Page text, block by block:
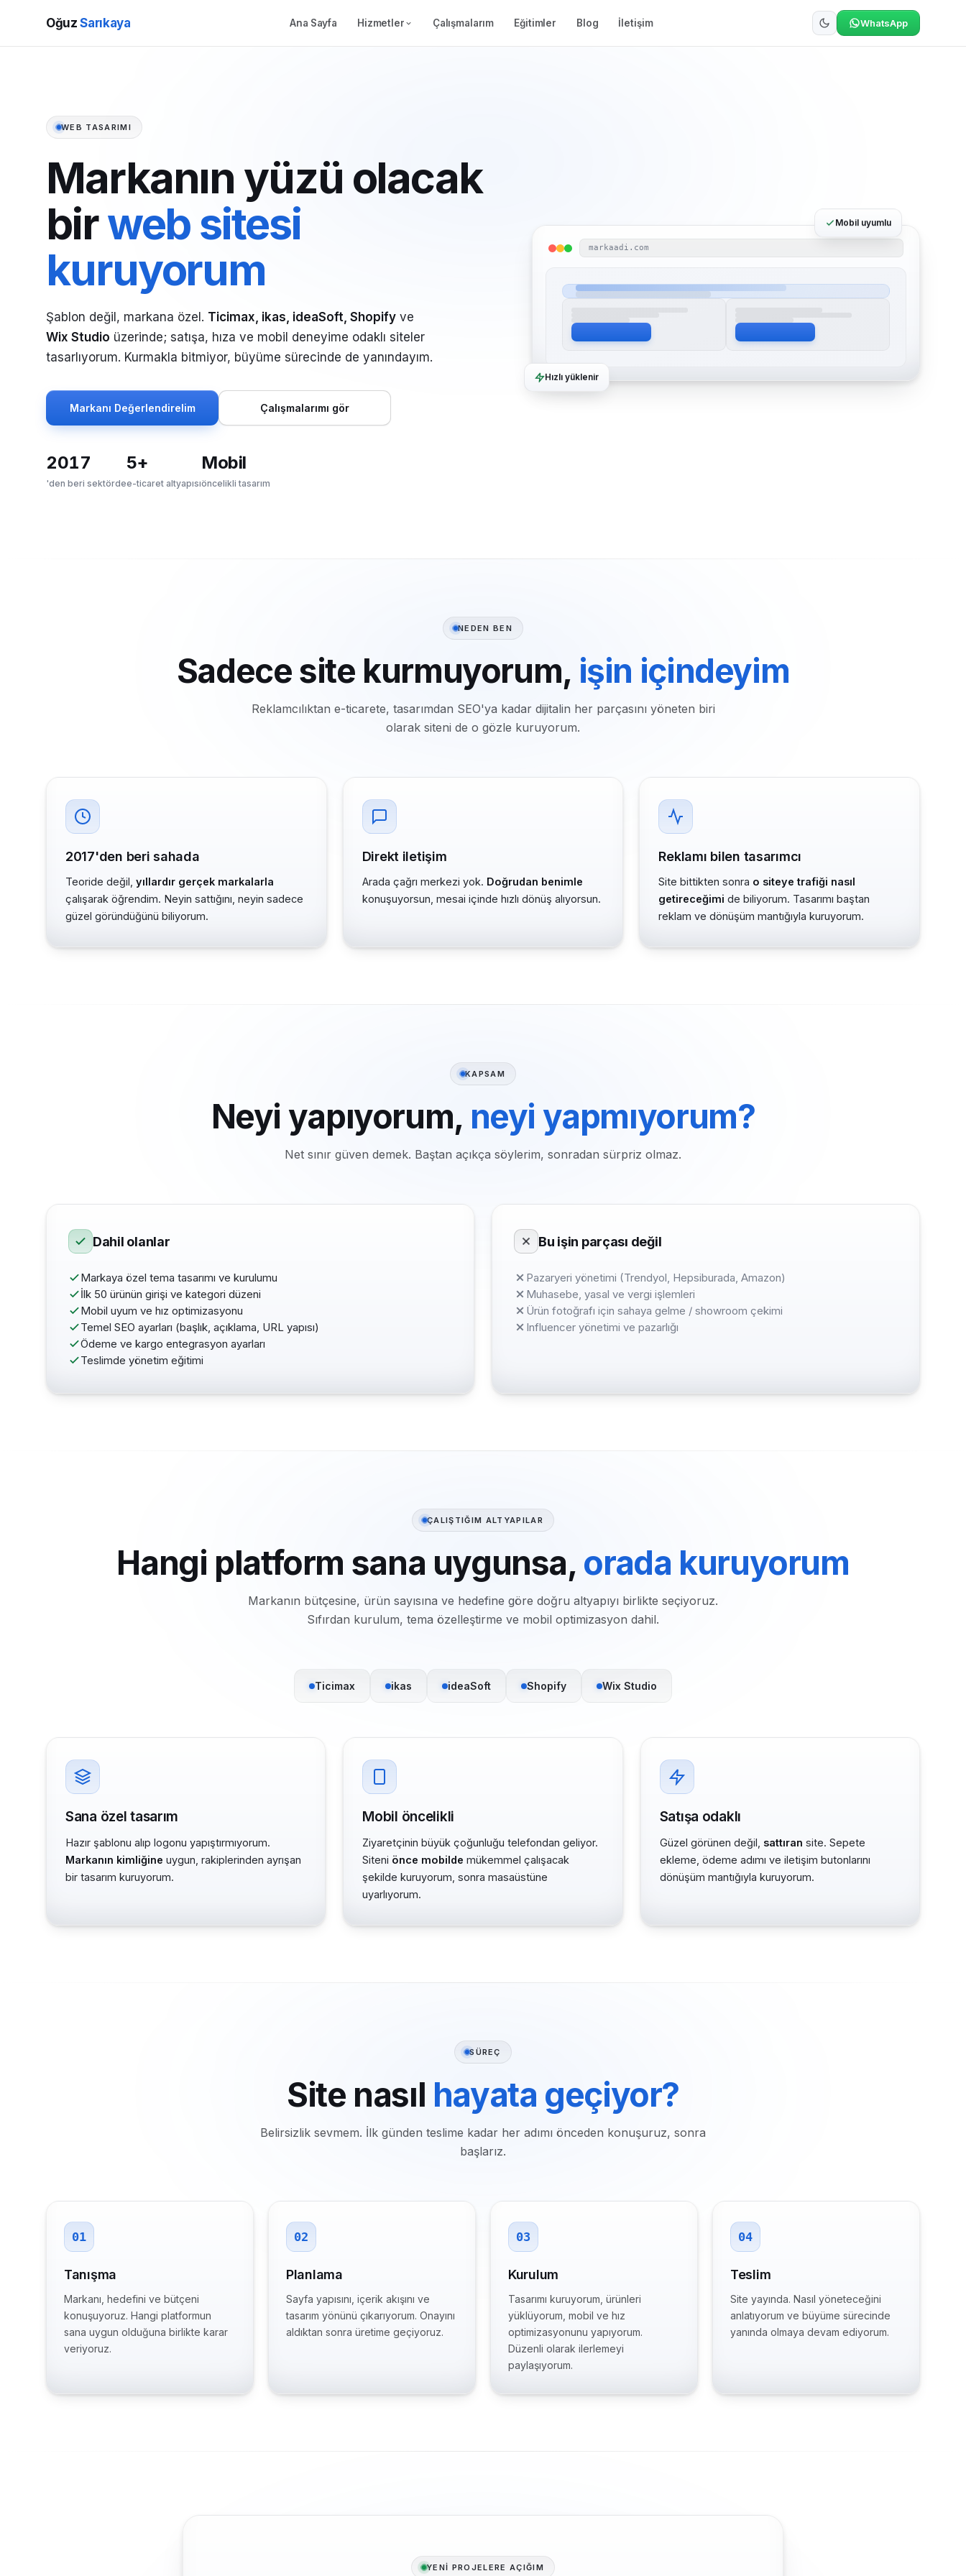
OğuzSarıkaya Ana Sayfa Hizmetler Çalışmalarım Eğitimler Blog İletişim WhatsApp
WEB TASARIMI
Markanın yüzü olacak
birweb sitesi
kuruyorum
Şablon değil, markana özel. Ticimax, ikas, ideaSoft, Shopify ve
Wix Studio üzerinde; satışa, hıza ve mobil deneyime odaklı siteler
tasarlıyorum. Kurmakla bitmiyor, büyüme sürecinde de yanındayım.
Markanı Değerlendirelim Çalışmalarımı gör
2017
'den beri sektörde
5+
e-ticaret altyapısı
Mobil
öncelikli tasarım
markaadi.com
Mobil uyumlu
Hızlı yüklenir
NEDEN BEN
Sadece site kurmuyorum, işin içindeyim
Reklamcılıktan e-ticarete, tasarımdan SEO'ya kadar dijitalin her parçasını yöneten biri
olarak siteni de o gözle kuruyorum.
2017'den beri sahada
Teoride değil, yıllardır gerçek markalarla
çalışarak öğrendim. Neyin sattığını, neyin sadece
güzel göründüğünü biliyorum.
Direkt iletişim
Arada çağrı merkezi yok. Doğrudan benimle
konuşuyorsun, mesai içinde hızlı dönüş alıyorsun.
Reklamı bilen tasarımcı
Site bittikten sonra o siteye trafiği nasıl
getireceğimi de biliyorum. Tasarımı baştan
reklam ve dönüşüm mantığıyla kuruyorum.
KAPSAM
Neyi yapıyorum, neyi yapmıyorum?
Net sınır güven demek. Baştan açıkça söylerim, sonradan sürpriz olmaz.
Dahil olanlar
Markaya özel tema tasarımı ve kurulumu
İlk 50 ürünün girişi ve kategori düzeni
Mobil uyum ve hız optimizasyonu
Temel SEO ayarları (başlık, açıklama, URL yapısı)
Ödeme ve kargo entegrasyon ayarları
Teslimde yönetim eğitimi
Bu işin parçası değil
Pazaryeri yönetimi (Trendyol, Hepsiburada, Amazon)
Muhasebe, yasal ve vergi işlemleri
Ürün fotoğrafı için sahaya gelme / showroom çekimi
Influencer yönetimi ve pazarlığı
ÇALIŞTIĞIM ALTYAPILAR
Hangi platform sana uygunsa, orada kuruyorum
Markanın bütçesine, ürün sayısına ve hedefine göre doğru altyapıyı birlikte seçiyoruz.
Sıfırdan kurulum, tema özelleştirme ve mobil optimizasyon dahil.
Ticimax ikas ideaSoft Shopify Wix Studio
Sana özel tasarım
Hazır şablonu alıp logonu yapıştırmıyorum.
Markanın kimliğine uygun, rakiplerinden ayrışan
bir tasarım kuruyorum.
Mobil öncelikli
Ziyaretçinin büyük çoğunluğu telefondan geliyor.
Siteni önce mobilde mükemmel çalışacak
şekilde kuruyorum, sonra masaüstüne
uyarlıyorum.
Satışa odaklı
Güzel görünen değil, sattıran site. Sepete
ekleme, ödeme adımı ve iletişim butonlarını
dönüşüm mantığıyla kuruyorum.
SÜREÇ
Site nasıl hayata geçiyor?
Belirsizlik sevmem. İlk günden teslime kadar her adımı önceden konuşuruz, sonra
başlarız.
01
Tanışma
Markanı, hedefini ve bütçeni
konuşuyoruz. Hangi platformun
sana uygun olduğuna birlikte karar
veriyoruz.
02
Planlama
Sayfa yapısını, içerik akışını ve
tasarım yönünü çıkarıyorum. Onayını
aldıktan sonra üretime geçiyoruz.
03
Kurulum
Tasarımı kuruyorum, ürünleri
yüklüyorum, mobil ve hız
optimizasyonunu yapıyorum.
Düzenli olarak ilerlemeyi
paylaşıyorum.
04
Teslim
Site yayında. Nasıl yöneteceğini
anlatıyorum ve büyüme sürecinde
yanında olmaya devam ediyorum.
YENİ PROJELERE AÇIĞIM